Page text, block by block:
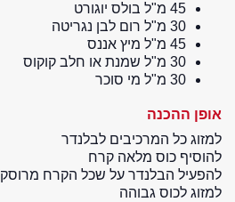
45 מ"ל בולס יוגורט
30 מ"ל רום לבן נגריטה
45 מ"ל מיץ אננס
30 מ"ל שמנת או חלב קוקוס
30 מ"ל מי סוכר
אופן ההכנה
למזוג כל המרכיבים לבלנדר
להוסיף כוס מלאה קרח
להפעיל הבלנדר על שכל הקרח מרוסק
למזוג לכוס גבוהה